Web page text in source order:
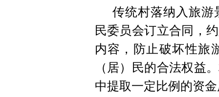
传统村落纳入旅游
民委员会订立合同，
内容，防止破坏性旅
（居）民的合法权益
中提取一定比例的资